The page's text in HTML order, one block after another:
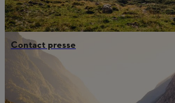
Contact presse